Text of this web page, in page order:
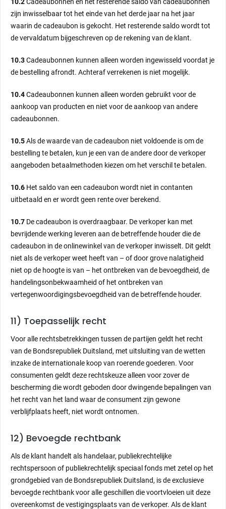
zijn inwisselbaar tot het einde van het derde jaar na het jaar
waarin de cadeaubon is gekocht. Het resterende saldo wordt tot
de vervaldatum bijgeschreven op de rekening van de klant.
10.3Cadeaubonnen kunnen alleen worden ingewisseld voordat je
de bestelling afrondt. Achteraf verrekenen is niet mogelijk.
10.4Cadeaubonnen kunnen alleen worden gebruikt voor de
aankoop van producten en niet voor de aankoop van andere
cadeaubonnen.
10.5Als de waarde van de cadeaubon niet voldoende is om de
bestelling te betalen, kun je een van de andere door de verkoper
aangeboden betaalmethoden kiezen om het verschil te betalen.
10.6 Het saldo van een cadeaubon wordt niet in contanten
uitbetaald en er wordt geen rente over berekend.
10.7 De cadeaubon is overdraagbaar. De verkoper kan met
bevrijdende werking leveren aan de betreffende houder die de
cadeaubon in de onlinewinkel van de verkoper inwisselt. Dit geldt
niet als de verkoper weet heeft van – of door grove nalatigheid
niet op de hoogte is van – het ontbreken van de bevoegdheid, de
handelingsonbekwaamheid of het ontbreken van
vertegenwoordigingsbevoegdheid van de betreffende houder.
11) Toepasselijk recht
Voor alle rechtsbetrekkingen tussen de partijen geldt het recht
van de Bondsrepubliek Duitsland, met uitsluiting van de wetten
inzake de internationale koop van roerende goederen. Voor
consumenten geldt deze rechtskeuze alleen voor zover de
bescherming die wordt geboden door dwingende bepalingen van
het recht van het land waar de consument zijn gewone
verblijfplaats heeft, niet wordt ontnomen.
12) Bevoegde rechtbank
Als de klant handelt als handelaar, publiekrechtelijke
rechtspersoon of publiekrechtelijk speciaal fonds met zetel op het
grondgebied van de Bondsrepubliek Duitsland, is de exclusieve
bevoegde rechtbank voor alle geschillen die voortvloeien uit deze
overeenkomst de vestigingsplaats van de verkoper. Als de klant